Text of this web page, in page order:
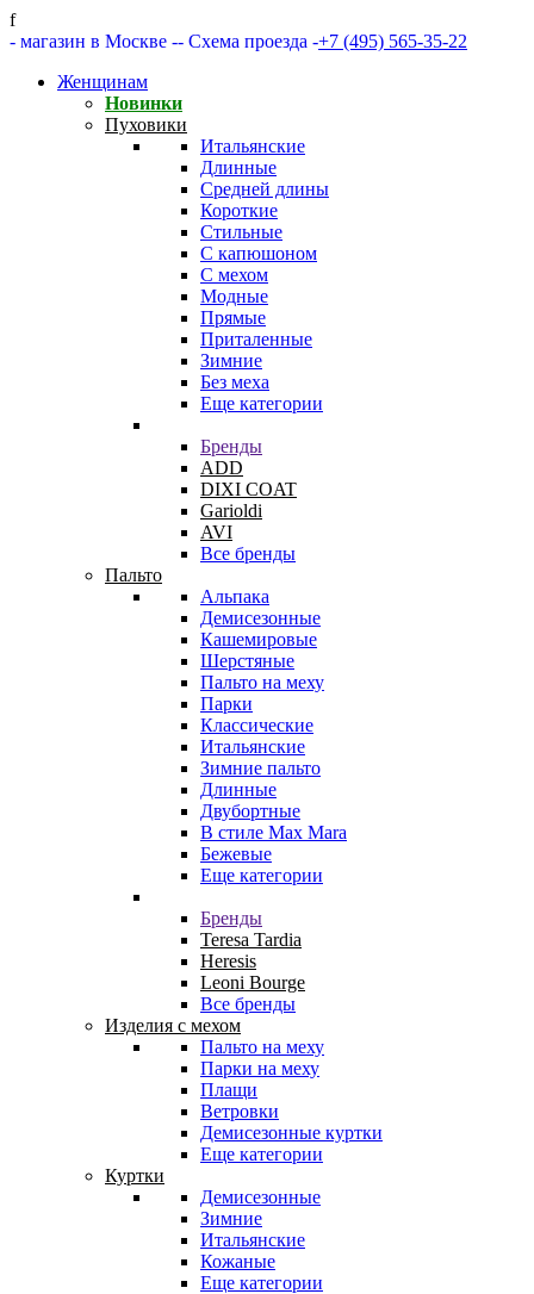
f
- магазин в Москве -- Схема проезда -+7 (495) 565-35-22
Женщинам
Новинки
Пуховики
Итальянские
Длинные
Средней длины
Короткие
Стильные
С капюшоном
С мехом
Модные
Прямые
Приталенные
Зимние
Без меха
Еще категории
Бренды
ADD
DIXI COAT
Garioldi
AVI
Все бренды
Пальто
Альпака
Демисезонные
Кашемировые
Шерстяные
Пальто на меху
Парки
Классические
Итальянские
Зимние пальто
Длинные
Двубортные
В стиле Max Mara
Бежевые
Еще категории
Бренды
Teresa Tardia
Heresis
Leoni Bourge
Все бренды
Изделия с мехом
Пальто на меху
Парки на меху
Плащи
Ветровки
Демисезонные куртки
Еще категории
Куртки
Демисезонные
Зимние
Итальянские
Кожаные
Еще категории